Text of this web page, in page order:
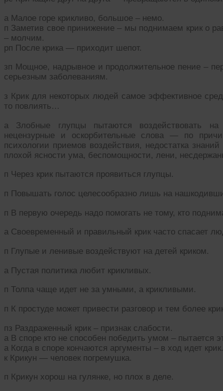
а Малое горе крикливо, большое – немо.
п Заметив свое принижение – мы поднимаем крик о
– молчим.
рп После крика — приходит шепот.
зп Мощное, надрывное и продолжительное пение –
серьезным заболеваниям.
з Крик для некоторых людей самое эффективное
то повлиять…
а Злобные глупцы пытаются воздействовать
нецензурные и оскорбительные слова — по
психологии приемов воздействия, недостатка
плохой ясности ума, беспомощности, лени,
п Через крик пытаются проявиться глупцы.
п Повышать голос целесообразно лишь на
п В первую очередь надо помогать не тому, кто
а Своевременный и правильный крик часто спасает
п Глупые и ленивые воздействуют на детей криком.
а Пустая политика любит крикливых.
п Толпа чаще идет не за умными, а крикливыми.
п К простуде может привести разговор и тем более
пз Раздраженный крик – признак слабости.
а В споре кто не способен победить умом – пытается
а Когда в споре кончаются аргументы – в ход идет крик.
к Крикун — человек погремушка.
п Крикун хорош на гулянке, но плох в деле.